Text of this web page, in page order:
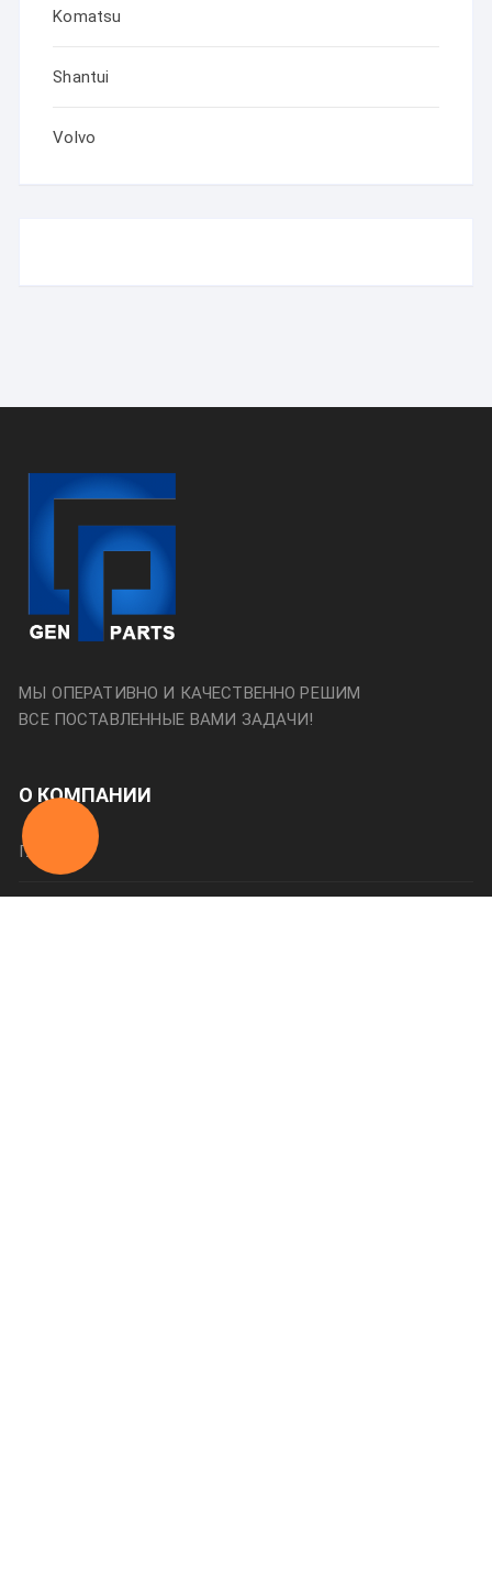
Komatsu
Shantui
Volvo
МЫ ОПЕРАТИВНО И КАЧЕСТВЕННО РЕШИМ
ВСЕ ПОСТАВЛЕННЫЕ ВАМИ ЗАДАЧИ!
О КОМПАНИИ
Главная